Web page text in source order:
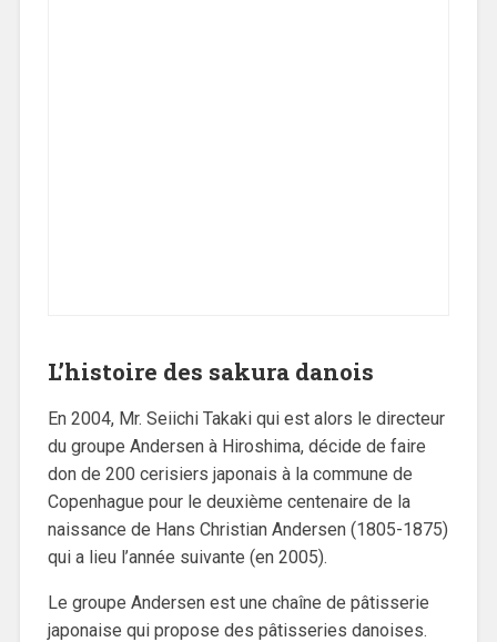
L’histoire des sakura danois
En 2004, Mr. Seiichi Takaki qui est alors le directeur
du groupe Andersen à Hiroshima, décide de faire
don de 200 cerisiers japonais à la commune de
Copenhague pour le deuxième centenaire de la
naissance de Hans Christian Andersen (1805-1875)
qui a lieu l’année suivante (en 2005).
Le groupe Andersen est une chaîne de pâtisserie
japonaise qui propose des pâtisseries danoises.